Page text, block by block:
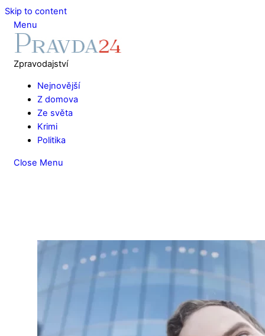
Skip to content
Menu
Zpravodajství
Nejnovější
Z domova
Ze světa
Krimi
Politika
Close Menu